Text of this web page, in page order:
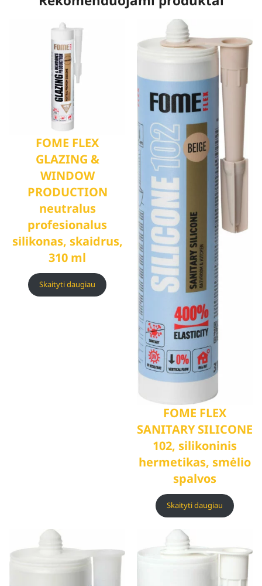
FOME FLEX
GLAZING &
WINDOW
PRODUCTION
neutralus
profesionalus
silikonas, skaidrus,
310 ml
Skaityti daugiau
FOME FLEX
SANITARY SILICONE
102, silikoninis
hermetikas, smėlio
spalvos
Skaityti daugiau